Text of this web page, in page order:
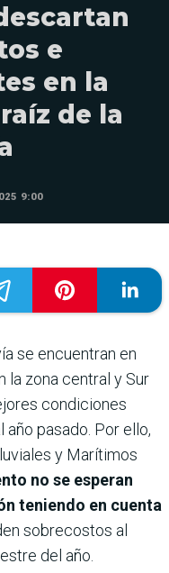
e
en la
de la
9:00
se encuentran en
la zona central y Sur
condiciones
pasado. Por ello,
y Marítimos
no se esperan
teniendo en cuenta
sobrecostos al
del año.